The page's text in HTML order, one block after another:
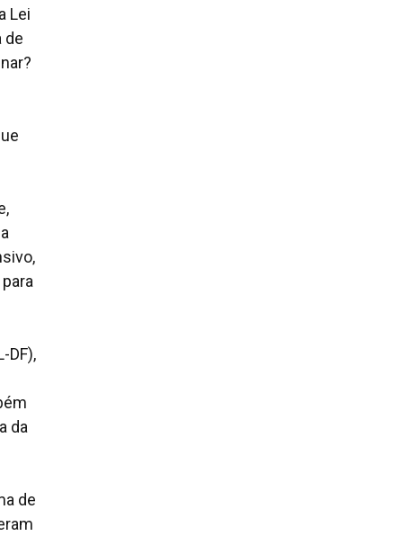
Lei
de
DF),
da
de